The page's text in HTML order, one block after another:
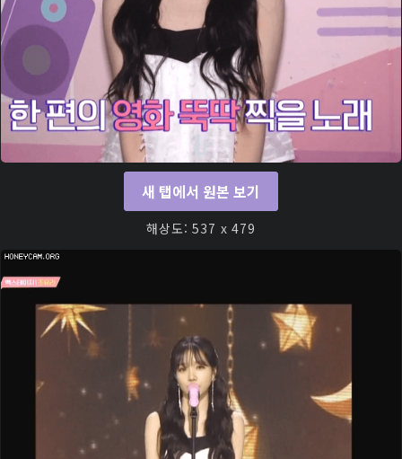
새 탭에서 원본 보기
해상도: 537 x 479